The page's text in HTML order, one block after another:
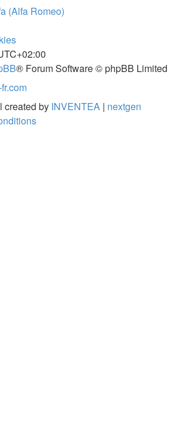
(Alfa Romeo)
® Forum Software © phpBB Limited
created by INVENTEA | nextgen